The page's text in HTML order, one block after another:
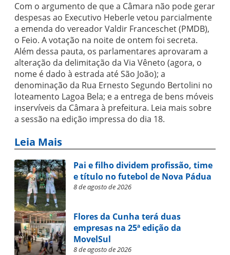
Com o argumento de que a Câmara não pode gerar
despesas ao Executivo Heberle vetou parcialmente
a emenda do vereador Valdir Franceschet (PMDB),
o Feio. A votação na noite de ontem foi secreta.
Além dessa pauta, os parlamentares aprovaram a
alteração da delimitação da Via Vêneto (agora, o
nome é dado à estrada até São João); a
denominação da Rua Ernesto Segundo Bertolini no
loteamento Lagoa Bela; e a entrega de bens móveis
inservíveis da Câmara à prefeitura. Leia mais sobre
a sessão na edição impressa do dia 18.
Leia Mais
Pai e filho dividem profissão, time
e título no futebol de Nova Pádua
8 de agosto de 2026
Flores da Cunha terá duas
empresas na 25ª edição da
MovelSul
8 de agosto de 2026